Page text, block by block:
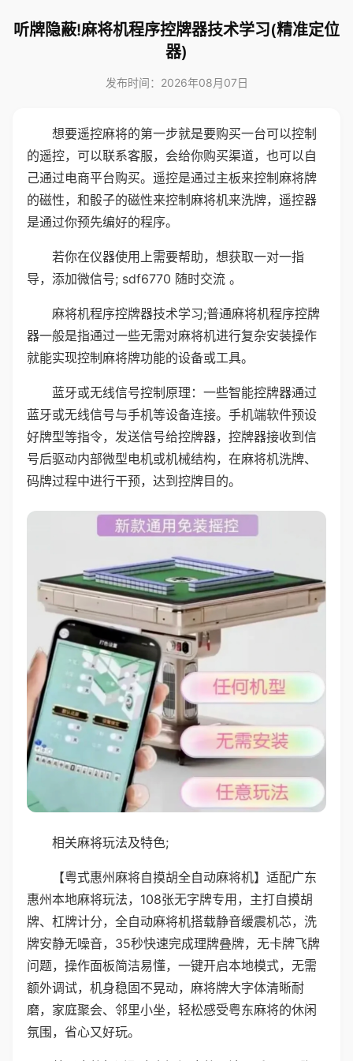
听牌隐蔽!麻将机程序控牌器技术学习(精准定位
器)
发布时间：2026年08月07日
想要遥控麻将的第一步就是要购买一台可以控制
的遥控，可以联系客服，会给你购买渠道，也可以自
己通过电商平台购买。遥控是通过主板来控制麻将牌
的磁性，和骰子的磁性来控制麻将机来洗牌，遥控器
是通过你预先编好的程序。
若你在仪器使用上需要帮助，想获取一对一指
导，添加微信号; sdf6770 随时交流 。
麻将机程序控牌器技术学习;普通麻将机程序控牌
器一般是指通过一些无需对麻将机进行复杂安装操作
就能实现控制麻将牌功能的设备或工具。
蓝牙或无线信号控制原理：一些智能控牌器通过
蓝牙或无线信号与手机等设备连接。手机端软件预设
好牌型等指令，发送信号给控牌器，控牌器接收到信
号后驱动内部微型电机或机械结构，在麻将机洗牌、
码牌过程中进行干预，达到控牌目的。
相关麻将玩法及特色;
【粤式惠州麻将自摸胡全自动麻将机】适配广东
惠州本地麻将玩法，108张无字牌专用，主打自摸胡
牌、杠牌计分，全自动麻将机搭载静音缓震机芯，洗
牌安静无噪音，35秒快速完成理牌叠牌，无卡牌飞牌
问题，操作面板简洁易懂，一键开启本地模式，无需
额外调试，机身稳固不晃动，麻将牌大字体清晰耐
磨，家庭聚会、邻里小坐，轻松感受粤东麻将的休闲
氛围，省心又好玩。